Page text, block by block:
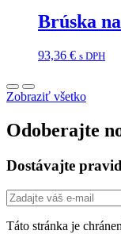
Brúska
93,36 € s DPH
Zobraziť všetko
Odoberajte
Dostávajte
Táto stránka je